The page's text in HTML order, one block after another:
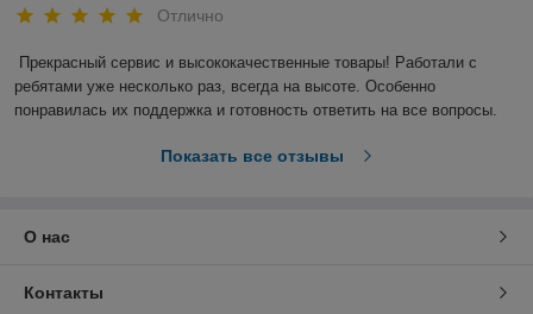
Отлично
Прекрасный сервис и высококачественные товары! Работали с
ребятами уже несколько раз, всегда на высоте. Особенно
понравилась их поддержка и готовность ответить на все вопросы.
Показать все отзывы
О нас
Контакты